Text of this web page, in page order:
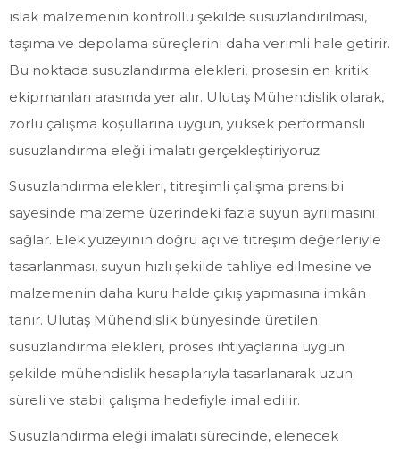
ıslak malzemenin kontrollü şekilde susuzlandırılması,
taşıma ve depolama süreçlerini daha verimli hale getirir.
Bu noktada susuzlandırma elekleri, prosesin en kritik
ekipmanları arasında yer alır. Ulutaş Mühendislik olarak,
zorlu çalışma koşullarına uygun, yüksek performanslı
susuzlandırma eleği imalatı gerçekleştiriyoruz.
Susuzlandırma elekleri, titreşimli çalışma prensibi
sayesinde malzeme üzerindeki fazla suyun ayrılmasını
sağlar. Elek yüzeyinin doğru açı ve titreşim değerleriyle
tasarlanması, suyun hızlı şekilde tahliye edilmesine ve
malzemenin daha kuru halde çıkış yapmasına imkân
tanır. Ulutaş Mühendislik bünyesinde üretilen
susuzlandırma elekleri, proses ihtiyaçlarına uygun
şekilde mühendislik hesaplarıyla tasarlanarak uzun
süreli ve stabil çalışma hedefiyle imal edilir.
Susuzlandırma eleği imalatı sürecinde, elenecek